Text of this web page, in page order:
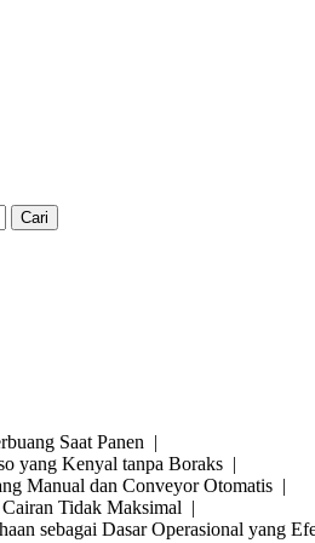
Saat Panen |
yang Kenyal tanpa Boraks |
Manual dan Conveyor Otomatis |
Tidak Maksimal |
sebagai Dasar Operasional yang